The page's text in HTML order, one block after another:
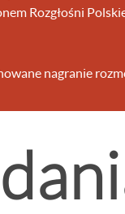
Rozgłośni
nagranie